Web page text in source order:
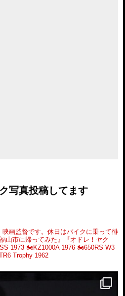
写真投稿してます
映画監督です。休日はバイクに乗って徘
山市に帰ってみた』『オドレ！ヤク
1973 🏍️KZ1000A 1976 🏍️650RS W3
Trophy 1962